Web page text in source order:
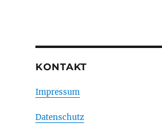
KONTAKT
Impressum
Datenschutz